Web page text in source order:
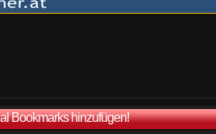
Bookmarks hinzufügen!